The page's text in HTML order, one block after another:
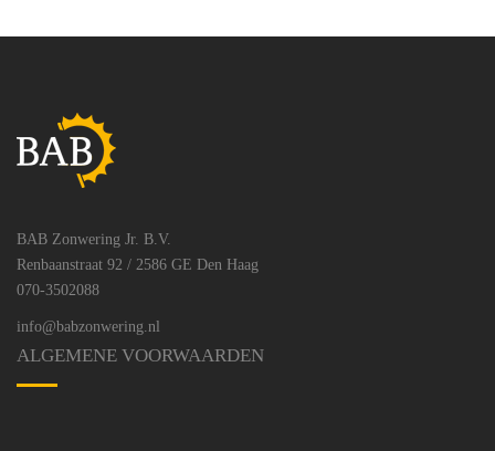
BAB Zonwering Jr. B.V.
Renbaanstraat 92 / 2586 GE Den Haag
070-3502088
info@babzonwering.nl
ALGEMENE VOORWAARDEN